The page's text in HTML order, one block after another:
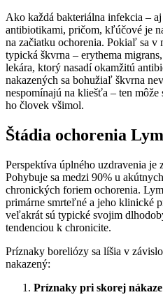
Ako každá bakteriálna infekcia –
antibiotikami, pričom, kľúčové je
na začiatku ochorenia. Pokiaľ sa
typická škvrna – erythema
lekára, ktorý nasadí okamžitú
nakazených sa bohužiaľ škvrna
nespomínajú na kliešťa – ten
ho človek všimol.
Štádia ochorenia
Perspektíva úplného uzdravenia je
Pohybuje sa medzi 90% u
chronických foriem ochorenia.
primárne smrteľné a jeho klinické
veľakrát sú typické svojim
tendenciou k chronicite.
Príznaky boreliózy sa líšia v
nakazený:
Príznaky pri skorej